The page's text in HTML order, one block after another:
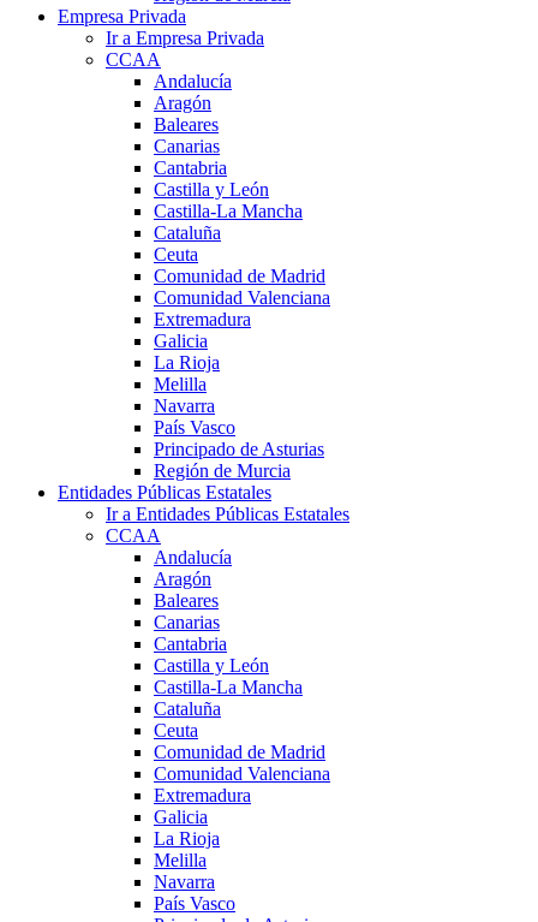
Empresa Privada
Ir a Empresa Privada
CCAA
Andalucía
Aragón
Baleares
Canarias
Cantabria
Castilla y León
Castilla-La Mancha
Cataluña
Ceuta
Comunidad de Madrid
Comunidad Valenciana
Extremadura
Galicia
La Rioja
Melilla
Navarra
País Vasco
Principado de Asturias
Región de Murcia
Entidades Públicas Estatales
Ir a Entidades Públicas Estatales
CCAA
Andalucía
Aragón
Baleares
Canarias
Cantabria
Castilla y León
Castilla-La Mancha
Cataluña
Ceuta
Comunidad de Madrid
Comunidad Valenciana
Extremadura
Galicia
La Rioja
Melilla
Navarra
País Vasco